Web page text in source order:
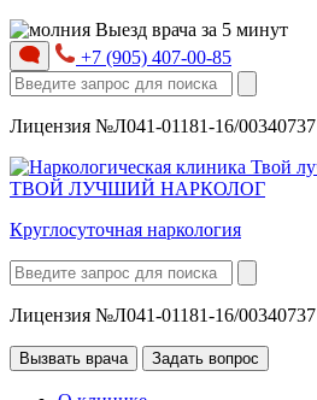
Выезд врача за 5 минут
+7 (905) 407-00-85
Лицензия №Л041-01181-16/00340737
ТВОЙ ЛУЧШИЙ НАРКОЛОГ
Круглосуточная наркология
Лицензия №Л041-01181-16/00340737
Вызвать врача Задать вопрос